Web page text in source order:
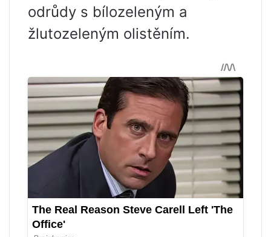
odrůdy s bílozeleným a
žlutozeleným olistěním.